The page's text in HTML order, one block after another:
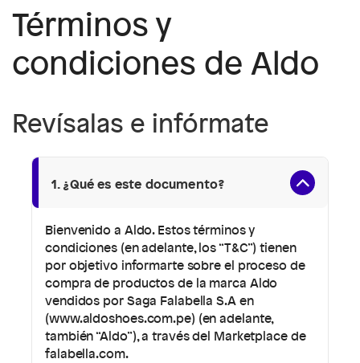
Términos y
condiciones de Aldo
Revísalas e infórmate
1. ¿Qué es este documento?
Bienvenido a Aldo. Estos términos y
condiciones (en adelante, los “T&C”) tienen
por objetivo informarte sobre el proceso de
compra de productos de la marca Aldo
vendidos por Saga Falabella S.A en
(www.aldoshoes.com.pe) (en adelante,
también “Aldo”), a través del Marketplace de
falabella.com.